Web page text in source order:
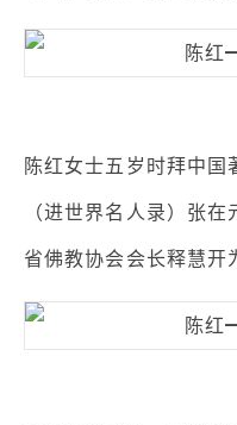
陈红女士五岁时拜中国
（进世界名人录）张
省佛教协会会长释慧开